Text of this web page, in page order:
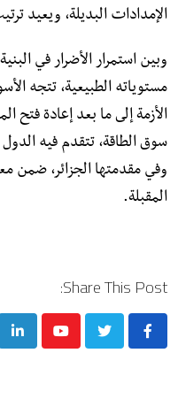
الإمدادات البديلة، ويعيد
وبين استمرار الأضرار في
مستوياته الطبيعية، تتجه
الأزمة إلى ما بعد إعادة
سوق الطاقة، تتقدم فيه الدول
وفي مقدمتها الجزائر، ضمن
المقبلة.
Share This Post:
Youtube